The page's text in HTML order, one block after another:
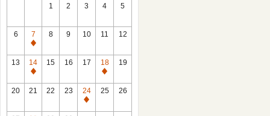
1 2 3 4 5
6
7
休
館
日
8 9 10 11 12
13
14
休
館
15 16 17
18
休
館
19
20 21 22 23
24
休
25 26